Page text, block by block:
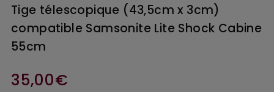
Tige télescopique (43,5cm x 3cm)
compatible Samsonite Lite Shock Cabine
55cm
35,00€